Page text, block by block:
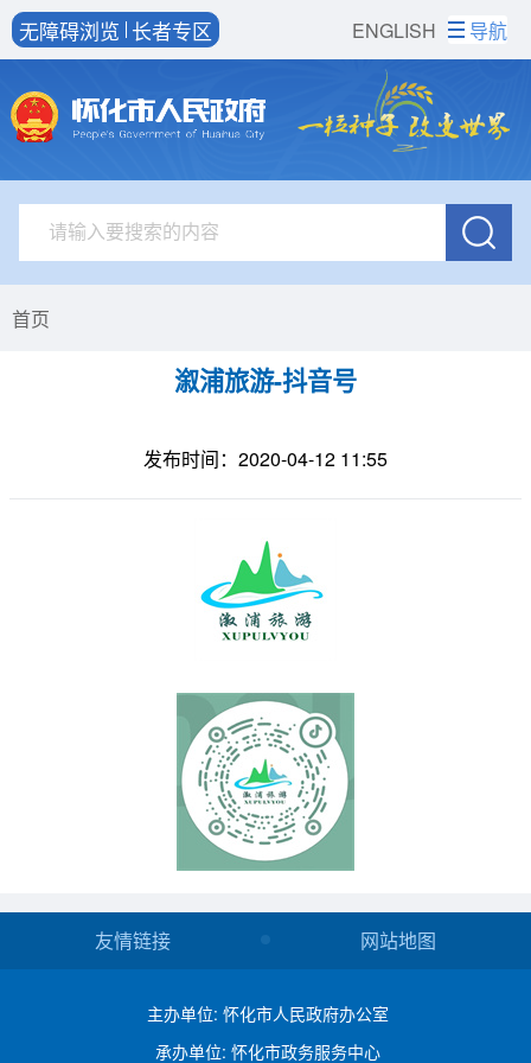
ENGLISH
无障碍浏览 长者专区 导航
首页
溆浦旅游-抖音号
发布时间：2020-04-12 11:55
友情链接 网站地图
主办单位: 怀化市人民政府办公室
承办单位: 怀化市政务服务中心